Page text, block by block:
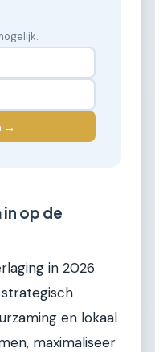
→
op de
in 2026
en lokaal
maximaliseer